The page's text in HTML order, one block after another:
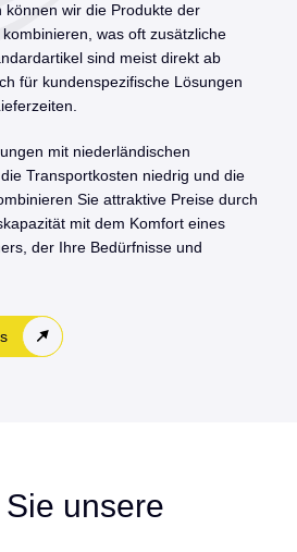
können wir die Produkte der
was oft zusätzliche
sind meist direkt ab
für kundenspezifische Lösungen
mit niederländischen
Transportkosten niedrig und die
Sie attraktive Preise durch
mit dem Komfort eines
der Ihre Bedürfnisse und
unsere